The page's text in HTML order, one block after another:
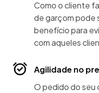
Como o cliente
de garçom pode
benefício para
com aqueles
Agilidade no
O pedido do seu